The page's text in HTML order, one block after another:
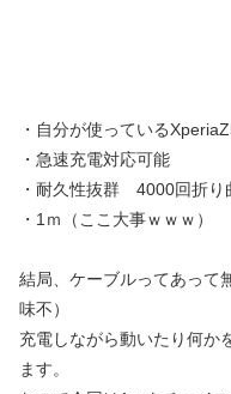
・自分が使っている
・急速充電対応可能
・耐久性抜群 4000回折り
・1ｍ（ここ大事ｗｗｗ）
結局、ケーブルってあって
味不）
充電しながら動いたり何か
ます。